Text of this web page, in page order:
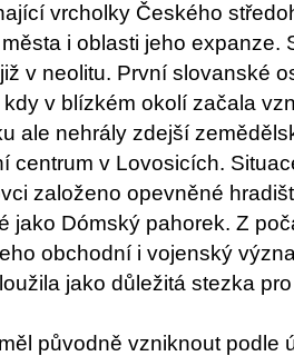
vrcholky Českého
i oblasti jeho expanze.
v neolitu. První slovanské
v blízkém okolí začala
ale nehrály zdejší
centrum v Lovosicích.
založeno opevněné
jako Dómský pahorek. Z
obchodní i vojenský
jako důležitá stezka
původně vzniknout podle